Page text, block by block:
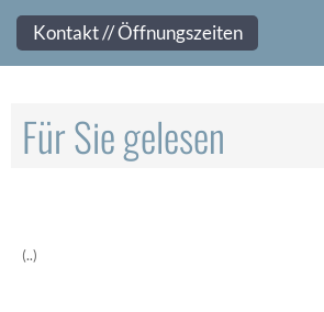
Kontakt
Für Sie gelesen
(..)
Kontakt // Öffnungszeiten